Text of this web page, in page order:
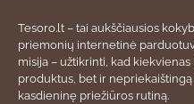
Tesoro.lt – tai aukščiausios
priemonių internetinė
misija – užtikrinti, kad
produktus, bet ir
kasdieninę priežiūros rutiną.